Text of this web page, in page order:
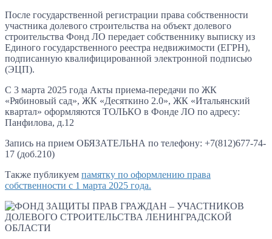
После государственной регистрации права собственности
участника долевого строительства на объект долевого
строительства Фонд ЛО передает собственнику выписку из
Единого государственного реестра недвижимости (ЕГРН),
подписанную квалифицированной электронной подписью
(ЭЦП).
С 3 марта 2025 года Акты приема-передачи по ЖК
«Рябиновый сад», ЖК «Десяткино 2.0», ЖК «Итальянский
квартал» оформляются ТОЛЬКО в Фонде ЛО по адресу:
Панфилова, д.12
Запись на прием ОБЯЗАТЕЛЬНА по телефону: +7(812)677-74-
17 (доб.210)
Также публикуем памятку по оформлению права
собственности с 1 марта 2025 года.